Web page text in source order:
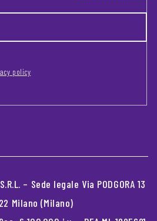
policy
– Sede legale Via PODGORA 13
Milano (Milano)